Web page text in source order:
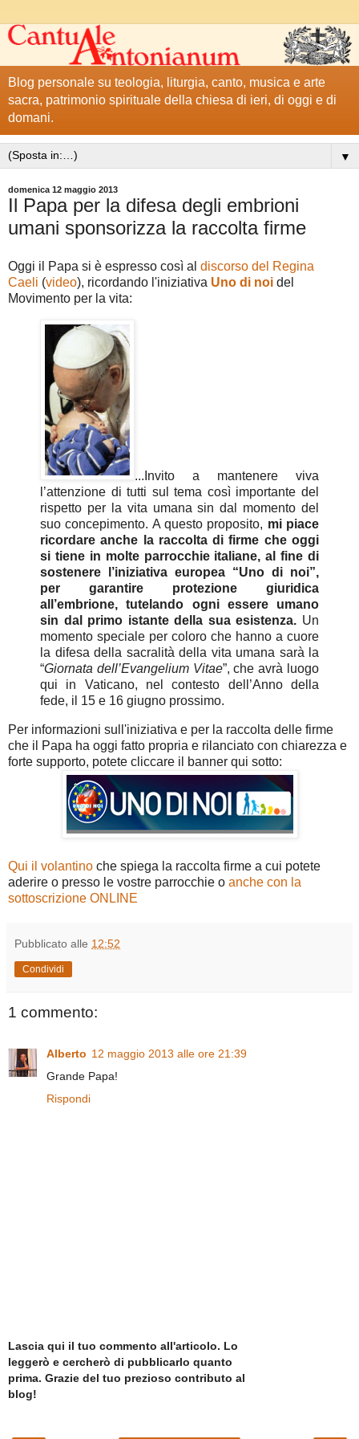
Blog personale su teologia, liturgia, canto, musica e arte
sacra, patrimonio spirituale della chiesa di ieri, di oggi e di
domani.
▼
domenica 12 maggio 2013
Il Papa per la difesa degli embrioni
umani sponsorizza la raccolta firme
Oggi il Papa si è espresso così al discorso del Regina
Caeli (video), ricordando l'iniziativa Uno di noi del
Movimento per la vita:
...Invito a mantenere viva
l’attenzione di tutti sul tema così importante del
rispetto per la vita umana sin dal momento del
suo concepimento. A questo proposito, mi piace
ricordare anche la raccolta di firme che oggi
si tiene in molte parrocchie italiane, al fine di
sostenere l’iniziativa europea “Uno di noi”,
per garantire protezione giuridica
all’embrione, tutelando ogni essere umano
sin dal primo istante della sua esistenza. Un
momento speciale per coloro che hanno a cuore
la difesa della sacralità della vita umana sarà la
“Giornata dell’Evangelium Vitae”, che avrà luogo
qui in Vaticano, nel contesto dell’Anno della
fede, il 15 e 16 giugno prossimo.
Per informazioni sull'iniziativa e per la raccolta delle firme
che il Papa ha oggi fatto propria e rilanciato con chiarezza e
forte supporto, potete cliccare il banner qui sotto:
Qui il volantino che spiega la raccolta firme a cui potete
aderire o presso le vostre parrocchie o anche con la
sottoscrizione ONLINE
Pubblicato alle 12:52
Condividi
1 commento:
Alberto 12 maggio 2013 alle ore 21:39
Grande Papa!
Rispondi
Lascia qui il tuo commento all'articolo. Lo
leggerò e cercherò di pubblicarlo quanto
prima. Grazie del tuo prezioso contributo al
blog!